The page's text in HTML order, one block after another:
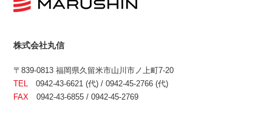
株式会社丸信
〒839-0813 福岡県久留米市山川市ノ上町7-20
TEL
0942-43-6621 (代) / 0942-45-2766 (代)
FAX 0942-43-6855 / 0942-45-2769